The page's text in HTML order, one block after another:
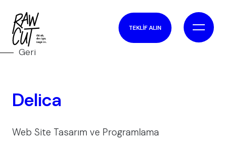
TEKLİF ALIN
Geri
Delica
Web Site Tasarım ve Programlama